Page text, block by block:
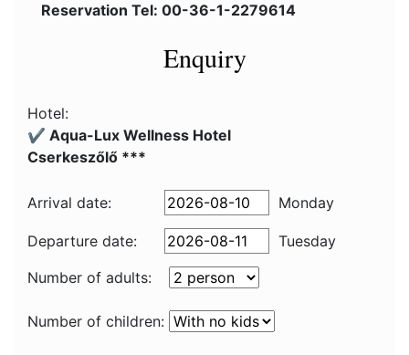
Reservation Tel: 00-36-1-2279614
Enquiry
Hotel:
✔️ Aqua-Lux Wellness Hotel
Cserkeszőlő ***
Arrival date: Monday
Departure date:
Tuesday
Number of adults:
Number of children: